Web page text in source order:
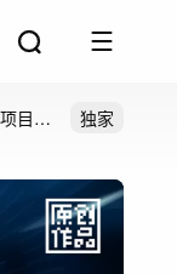
目分
独家